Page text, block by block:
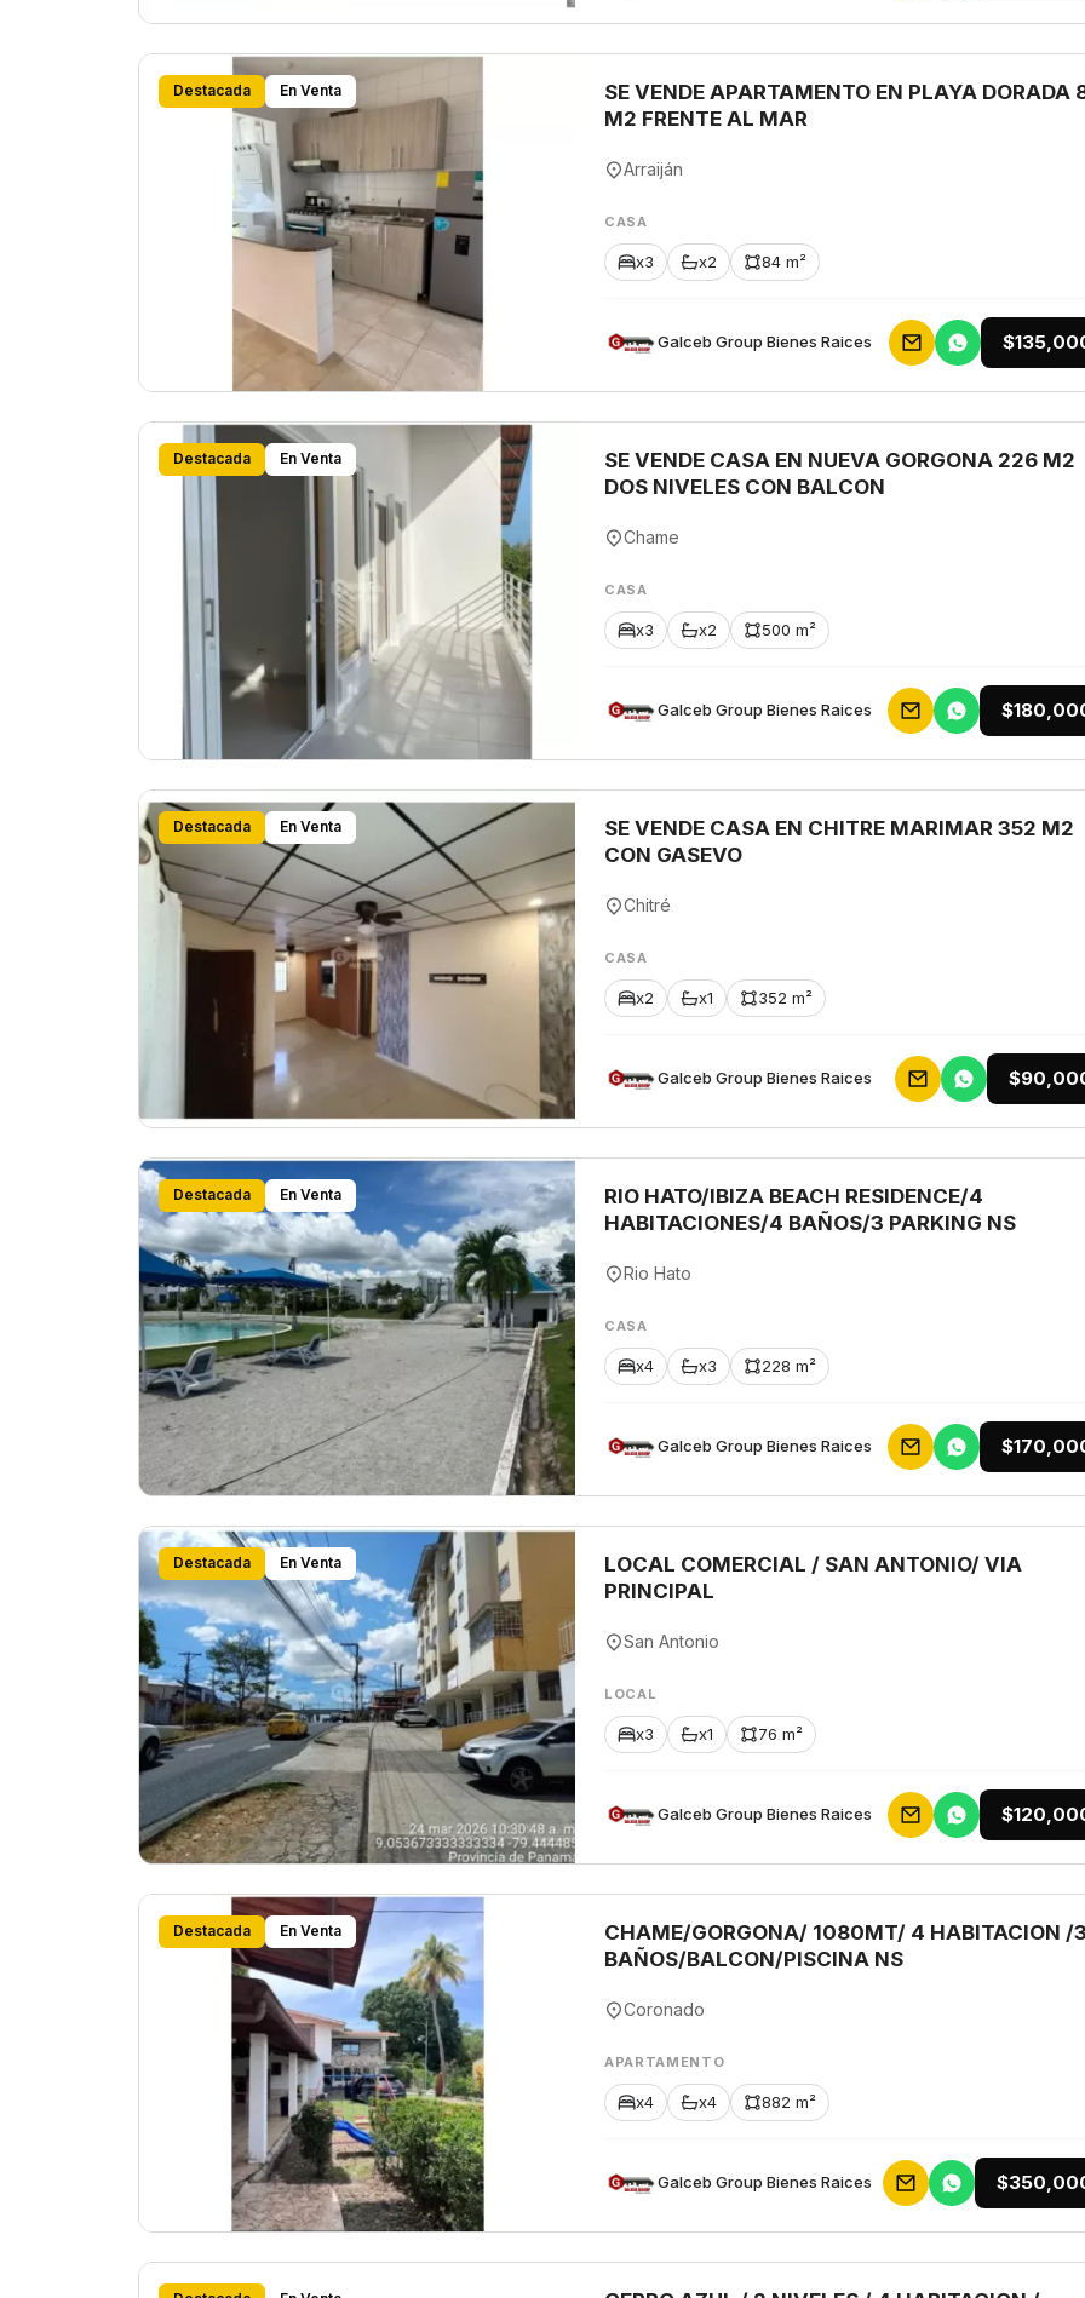
Destacada En Venta
SE VENDE APARTAMENTO EN PLAYA DORADA
M2 FRENTE AL MAR
Arraiján
CASA
x3 x2 84 m²
Galceb Group Bienes Raices
Destacada En Venta
SE VENDE CASA EN NUEVA GORGONA 226 M2
DOS NIVELES CON BALCON
Chame
CASA
x3 x2 500 m²
Galceb Group Bienes Raices
Destacada En Venta
SE VENDE CASA EN CHITRE MARIMAR 352 M2
CON GASEVO
Chitré
CASA
x2 x1 352 m²
Galceb Group Bienes Raices
Destacada En Venta
RIO HATO/IBIZA BEACH RESIDENCE/4
HABITACIONES/4 BAÑOS/3 PARKING NS
Rio Hato
CASA
x4 x3 228 m²
Galceb Group Bienes Raices
Destacada En Venta
LOCAL COMERCIAL / SAN ANTONIO/ VIA
PRINCIPAL
San Antonio
LOCAL
x3 x1 76 m²
Galceb Group Bienes Raices
Destacada En Venta
CHAME/GORGONA/ 1080MT/ 4 HABITACION /
BAÑOS/BALCON/PISCINA NS
Coronado
APARTAMENTO
x4 x4 882 m²
Galceb Group Bienes Raices